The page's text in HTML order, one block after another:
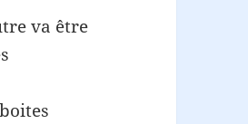
va être